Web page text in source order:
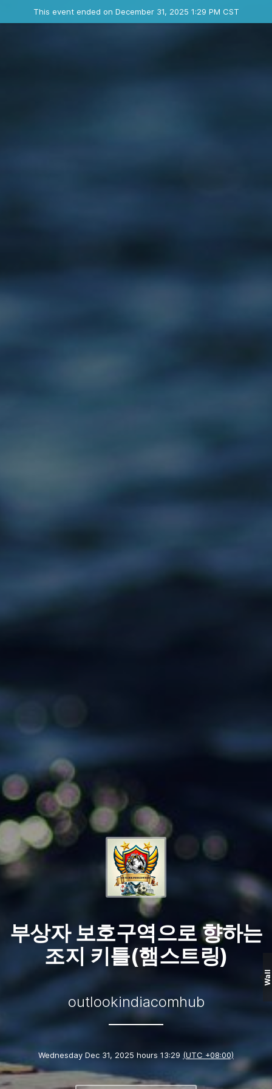
This event ended on December 31, 2025 1:29 PM CST
부상자 보호구역으로 향하는
조지 키틀(햄스트링)
outlookindiacomhub
Wednesday Dec 31, 2025 hours 13:29 (UTC +08:00)
Wall